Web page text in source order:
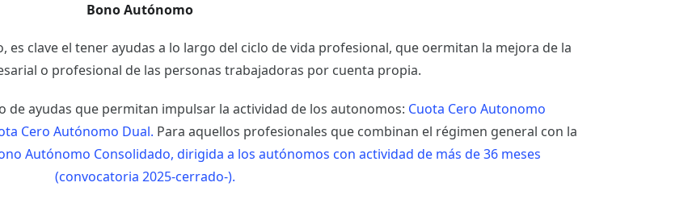
Bono Autónomo
clave el tener ayudas a lo largo del ciclo de vida profesional, que oermitan la mejora de la
o profesional de las personas trabajadoras por cuenta propia.
de ayudas que permitan impulsar la actividad de los autonomos: Cuota Cero Autonomo
Cero Autónomo Dual. Para aquellos profesionales que combinan el régimen general con la
Autónomo Consolidado, dirigida a los autónomos con actividad de más de 36 meses
(convocatoria 2025-cerrado-).